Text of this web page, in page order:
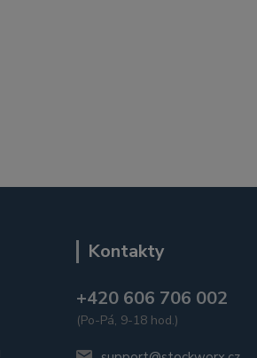
Kontakty
+420 606 706 002
(Po-Pá, 9-18 hod.)